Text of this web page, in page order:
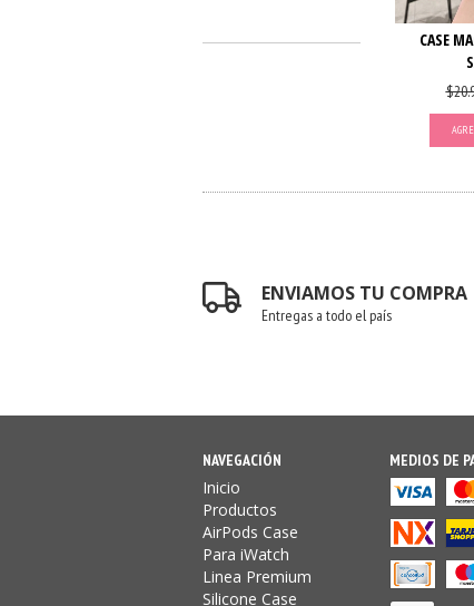
CASE
ENVIAMOS TU COMPRA
Entregas a todo el país
NAVEGACIÓN
Inicio
Productos
AirPods Case
Para iWatch
Linea Premium
Silicone Case
MEDIOS DE